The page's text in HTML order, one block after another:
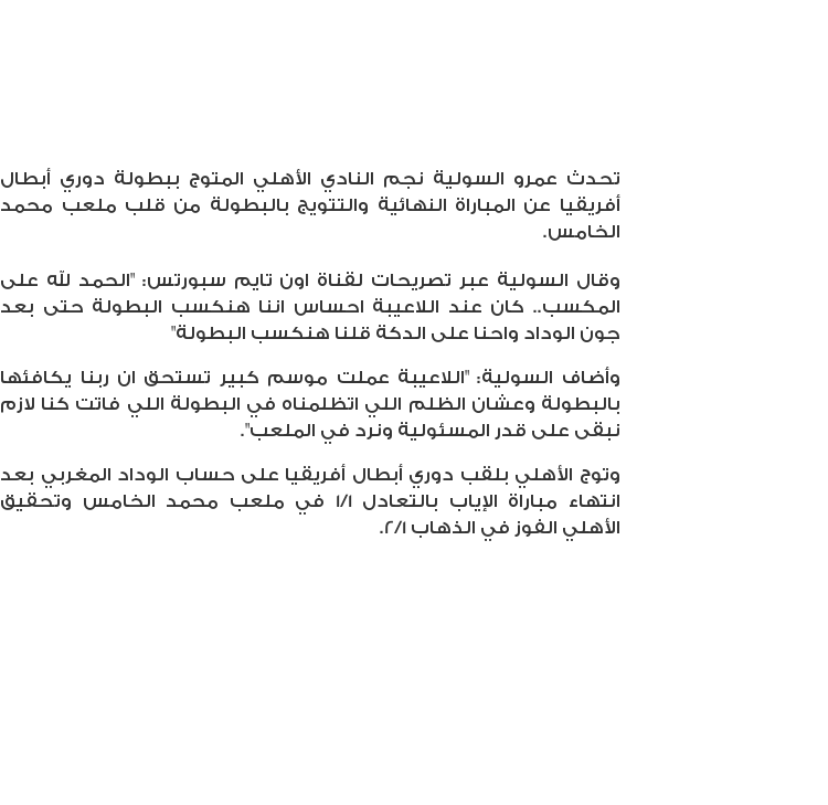
تحدث عمرو السولية نجم النادي الأهلي المتوج ببطولة دوري أبطال
أفريقيا عن المباراة النهائية والتتويج بالبطولة من قلب ملعب محمد
الخامس.
وقال السولية عبر تصريحات لقناة اون تايم سبورتس: "الحمد لله على
المكسب.. كان عند اللاعيبة احساس اننا هنكسب البطولة حتى بعد
جون الوداد واحنا على الدكة قلنا هنكسب البطولة"
وأضاف السولية: "اللاعيبة عملت موسم كبير تستحق ان ربنا يكافئها
بالبطولة وعشان الظلم اللي اتظلمناه في البطولة اللي فاتت كنا لازم
نبقى على قدر المسئولية ونرد في الملعب".
وتوج الأهلي بلقب دوري أبطال أفريقيا على حساب الوداد المغربي بعد
انتهاء مباراة الإياب بالتعادل 1/1 في ملعب محمد الخامس وتحقيق
الأهلي الفوز في الذهاب 2/1.